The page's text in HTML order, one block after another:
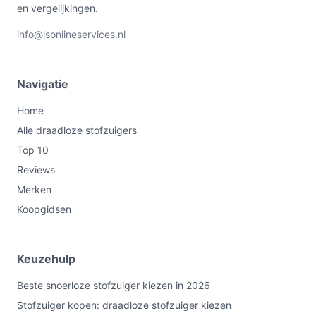
en vergelijkingen.
info@lsonlineservices.nl
Navigatie
Home
Alle draadloze stofzuigers
Top 10
Reviews
Merken
Koopgidsen
Keuzehulp
Beste snoerloze stofzuiger kiezen in 2026
Stofzuiger kopen: draadloze stofzuiger kiezen